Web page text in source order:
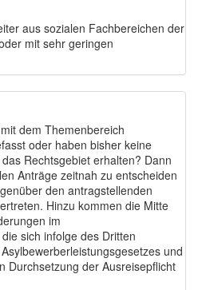
aus sozialen Fachbereichen der
mit sehr geringen
dem Themenbereich
oder haben bisher keine
Rechtsgebiet erhalten? Dann
Anträge zeitnah zu entscheiden
den antragstellenden
Hinzu kommen die Mitte
im
sich infolge des Dritten
und
Durchsetzung der Ausreisepflicht